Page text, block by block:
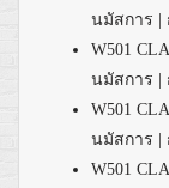
นมัสการ |
W501
นมัสการ |
W501
นมัสการ |
W501